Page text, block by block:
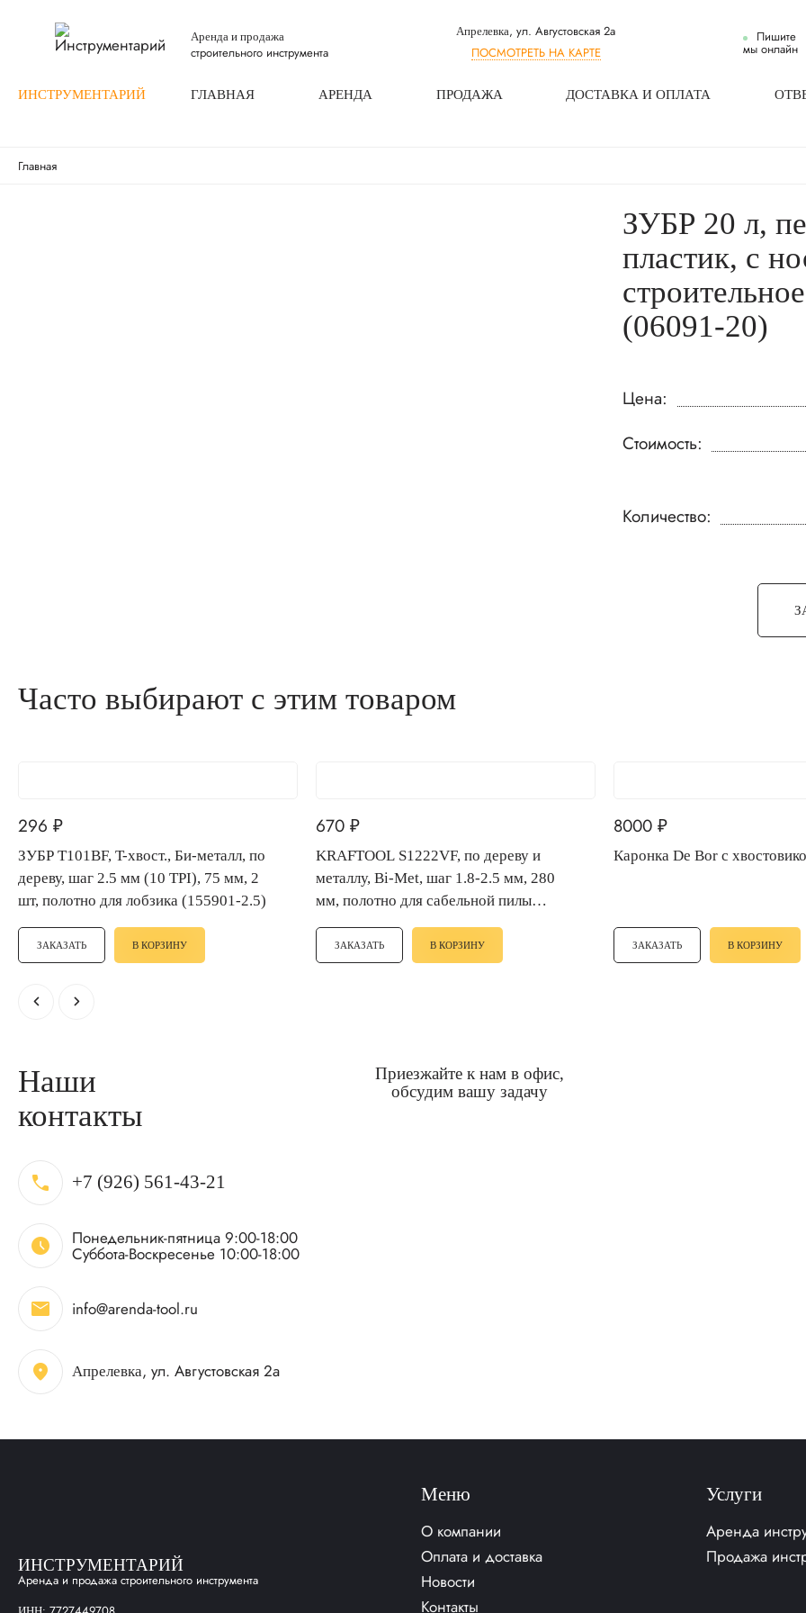
ИНСТРУМЕНТАРИЙ
Аренда и продажа
строительного инструмента
Апрелевка, ул. Августовская 2а
ПОСМОТРЕТЬ НА КАРТЕ
Пишите
мы онлайн
ГЛАВНАЯ АРЕНДА ПРОДАЖА ДОСТАВКА И ОПЛАТА
Главная
ЗУБР 20 л,
пластик, с
(06091-20)
Цена:
Стоимость:
Количество:
Часто выбирают с этим товаром
296 ₽
ЗУБР T101BF, T-хвост., Би-металл, по
дереву, шаг 2.5 мм (10 TPI), 75 мм, 2
шт, полотно для лобзика (155901-2.5)
ЗАКАЗАТЬ В КОРЗИНУ
670 ₽
KRAFTOOL S1222VF, по дереву и
металлу, Bi-Met, шаг 1.8-2.5 мм, 280
мм, полотно для сабельной пилы
(159705-U-28)
ЗАКАЗАТЬ В КОРЗИНУ
8000 ₽
Каронка De Bor с
ЗАКАЗАТЬ В КОРЗИНУ
chevron_left chevron_right
Наши
контакты
call +7 (926) 561-43-21
schedule Понедельник-пятница 9:00-18:00
Суббота-Воскресенье 10:00-18:00
mail info@arenda-tool.ru
location_on Апрелевка, ул. Августовская 2а
Приезжайте к нам в офис,
обсудим вашу задачу
ИНСТРУМЕНТАРИЙ
Аренда и продажа строительного инструмента
ИНН:
Меню
О компании
Оплата и доставка
Новости
Контакты
Услуги
Аренда
Продажа